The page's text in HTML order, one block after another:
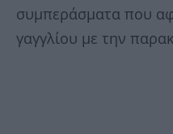
συμπεράσματα που
γαγγλίου με την